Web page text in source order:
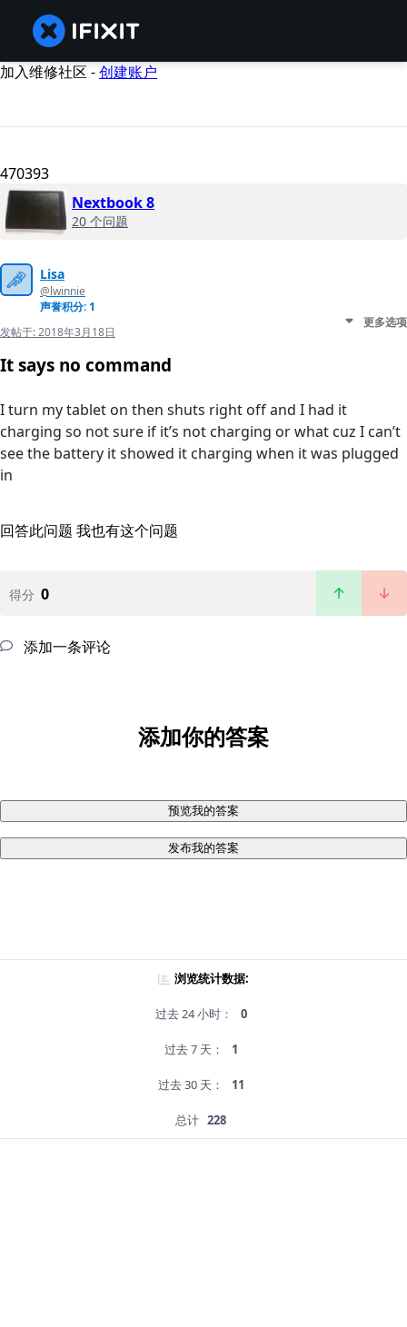
加入维修社区 -创建账户
470393
Nextbook 8
20 个问题
Lisa
@lwinnie
声誉积分: 1
发帖于:2018年3月18日
更多选项
It says no command
I turn my tablet on then shuts right off and I had it
charging so not sure if it’s not charging or what cuz I can’t
see the battery it showed it charging when it was plugged
in
回答此问题 我也有这个问题
得分 0
添加一条评论
添加你的答案
预览我的答案
发布我的答案
浏览统计数据:
过去 24 小时： 0
过去 7 天： 1
过去 30 天： 11
总计 228